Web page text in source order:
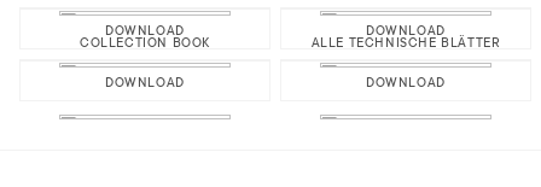
DOWNLOAD
DOWNLOAD
COLLECTION BOOK
DOWNLOAD
ALLE TECHNISCHE BLÄTTER
DOWNLOAD